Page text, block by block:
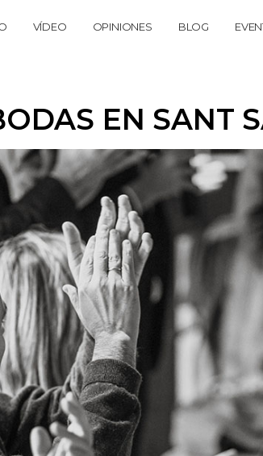
VÍDEO OPINIONES BLOG
EN SANT